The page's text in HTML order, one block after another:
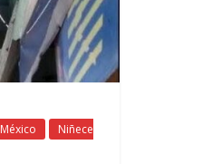
México
Niñece